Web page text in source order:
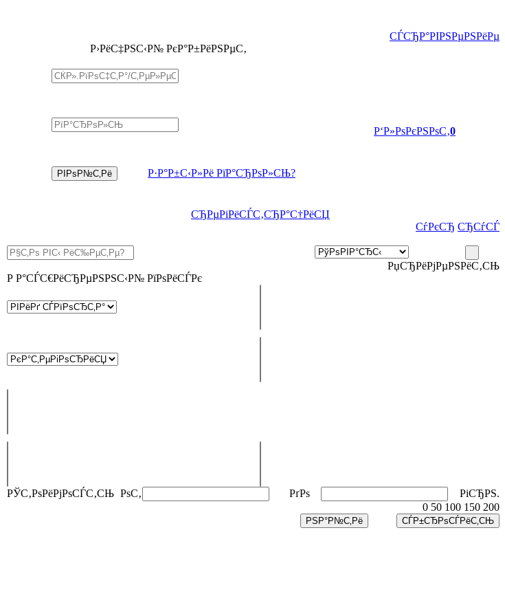
СЃСЂР°РІРЅРµРЅРёРµ
Р›РёС‡РЅС‹Р№ РєР°Р±РёРЅРµС‚
Р·Р°Р±С‹Р»Рё РїР°СЂРѕР»СЊ?
СЂРµРіРёСЃС‚СЂР°С†РёСЏ
Р‘Р»РѕРєРЅРѕС‚0
СѓРєСЂ СЂСѓСЃ
РџСЂРёРјРµРЅРёС‚СЊ
Р Р°СЃС€РёСЂРµРЅРЅС‹Р№ РїРѕРёСЃРє
РЎС‚РѕРёРјРѕСЃС‚СЊ РѕС‚ РґРѕ
РіСЂРЅ.
0 50 100 150 200